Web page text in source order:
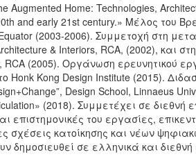
Augmented Home: Technologies,
and early 21st century.» Μέλος του
(2003-2006). Συμμετοχή στη
& Interiors, RCA, (2002), και
RCA (2005). Οργάνωση ερευνητικού
Honk Kong Design Institute (2015).
Design School, Linnaeus
(2018). Συμμετέχει σε διεθνή
επιστημονικές του εργασίες,
σχέσεις κατοίκησης και νέων
δημοσιευθεί σε ελληνικά και